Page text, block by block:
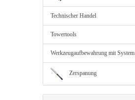
Technischer Handel
Towertools
Werkzeugaufbewahrung mit System
Zerspanung